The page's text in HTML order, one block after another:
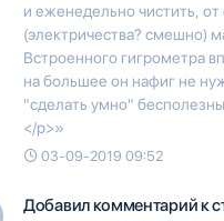
и еженедельно чистить,
(электричества? смешно)
Встроенного гигрометра
на большее он нафиг не
"сделать умно"
</p>»
03-09-2019 09:52
Добавил комментарий к